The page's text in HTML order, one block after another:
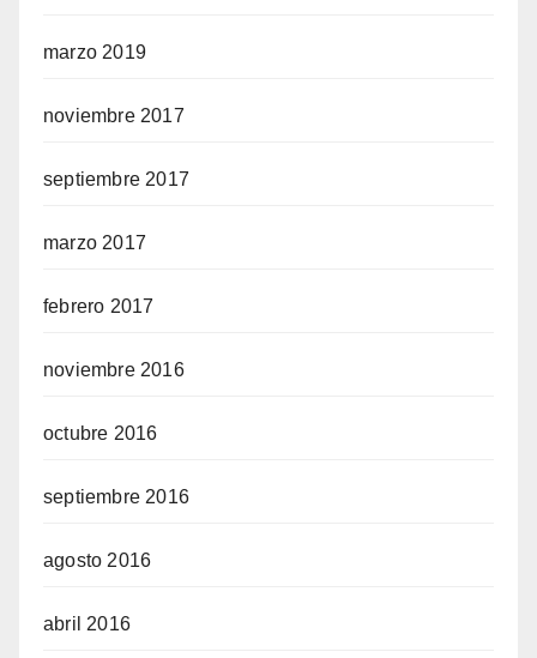
marzo 2019
noviembre 2017
septiembre 2017
marzo 2017
febrero 2017
noviembre 2016
octubre 2016
septiembre 2016
agosto 2016
abril 2016